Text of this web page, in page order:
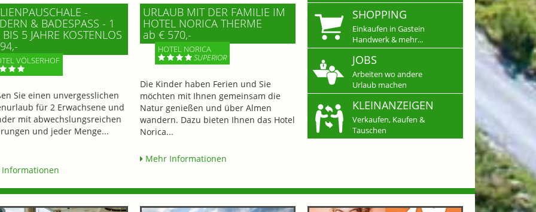
-
& BADESPASS - 1 K
5 JAHRE KOSTENLOS
VÖLSERHOF
Sie einen unvergesslichen
für 2 Erwachsene und
mit abwechslungsreichen
und jeder Menge...
URLAUB MIT DER FAMILIE IM
HOTEL NORICA THERME
ab € 570,-
HOTEL NORICA
SUPERIOR
Die Kinder haben Ferien und Sie
möchten mit Ihnen gemeinsam die
Natur genießen und über Almen
wandern. Dazu bieten Ihnen das Hotel
Norica...
Mehr Informationen
SHOPPING
Einkaufen in Gastein
Handwerk & mehr...
JOBS
Arbeiten wo andere
Urlaub machen
KLEINANZEIGEN
Verkaufen, Kaufen &
Tauschen